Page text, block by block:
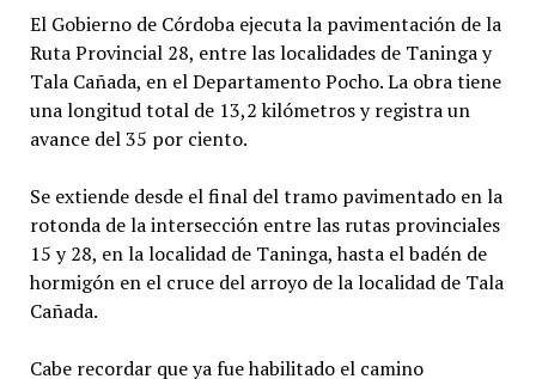
El Gobierno de Córdoba ejecuta la pavimentación de la
Ruta Provincial 28, entre las localidades de Taninga y
Tala Cañada, en el Departamento Pocho. La obra tiene
una longitud total de 13,2 kilómetros y registra un
avance del 35 por ciento.
Se extiende desde el final del tramo pavimentado en la
rotonda de la intersección entre las rutas provinciales
15 y 28, en la localidad de Taninga, hasta el badén de
hormigón en el cruce del arroyo de la localidad de Tala
Cañada.
Cabe recordar que ya fue habilitado el camino